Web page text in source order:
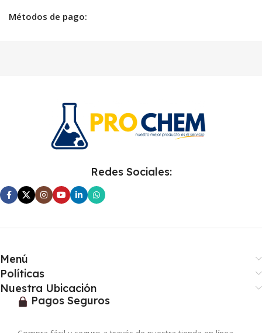
Métodos de pago:
Redes Sociales:
Menú
Políticas
Nuestra Ubicación
Pagos Seguros